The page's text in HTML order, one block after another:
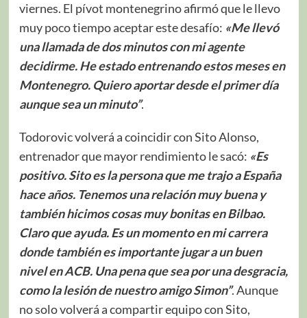
viernes. El pívot montenegrino afirmó que le llevo
muy poco tiempo aceptar este desafío: «Me llevó
una llamada de dos minutos con mi agente
decidirme. He estado entrenando estos meses en
Montenegro. Quiero aportar desde el primer día
aunque sea un minuto”.
Todorovic volverá a coincidir con Sito Alonso,
entrenador que mayor rendimiento le sacó: «Es
positivo. Sito es la persona que me trajo a España
hace años. Tenemos una relación muy buena y
también hicimos cosas muy bonitas en Bilbao.
Claro que ayuda. Es un momento en mi carrera
donde también es importante jugar a un buen
nivel en ACB. Una pena que sea por una desgracia,
como la lesión de nuestro amigo Simon”. Aunque
no solo volverá a compartir equipo con Sito,